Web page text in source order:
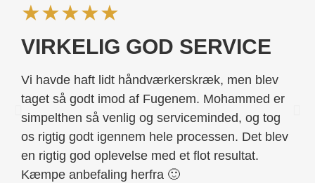
★★★★★
VIRKELIG GOD SERVICE
Vi havde haft lidt håndværkerskræk, men blev
taget så godt imod af Fugenem. Mohammed er
simpelthen så venlig og serviceminded, og tog
os rigtig godt igennem hele processen. Det blev
en rigtig god oplevelse med et flot resultat.
Kæmpe anbefaling herfra 🙂